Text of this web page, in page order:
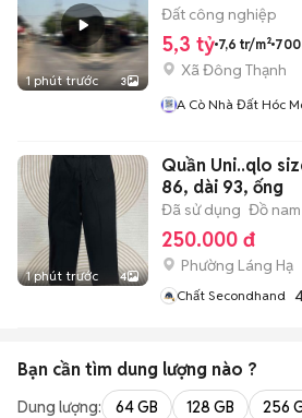
1 phút trước 3
Đất công nghiệp
5,3 tỷ 7,6 tr/m² 700
Xã Đông Thạnh
A Cò Nhà Đất Hóc
1 phút trước 4
Quần Uni..qlo
86, dài 93, ống
Đã sử dụng Đồ nam
250.000 đ
Phường Láng Hạ
Chất Secondhand
Bạn cần tìm dung lượng nào ?
Dung lượng: 64 GB 128 GB 256